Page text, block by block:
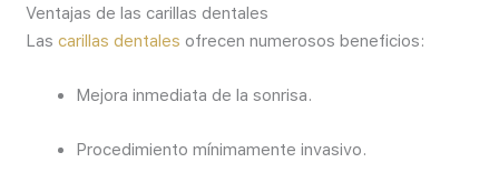
Ventajas de las carillas dentales
Lascarillas dentales ofrecen numerosos beneficios:
Mejora inmediata de la sonrisa.
Procedimiento mínimamente invasivo.